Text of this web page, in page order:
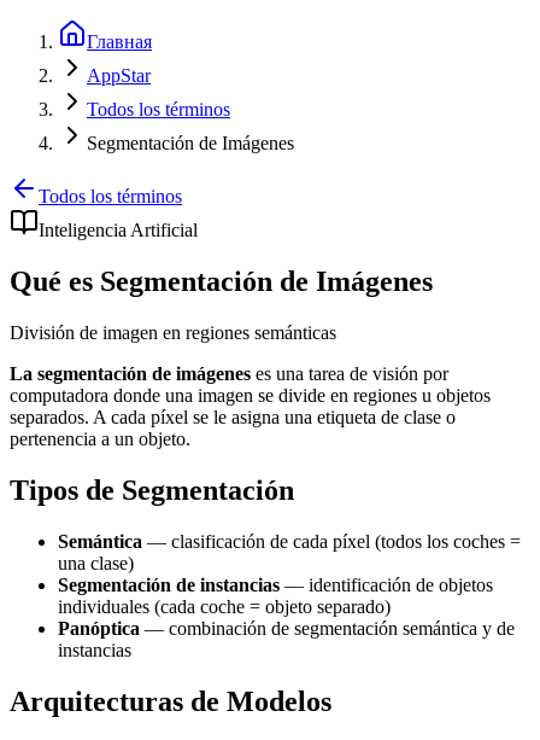
Главная
AppStar
Todos los términos
Segmentación de Imágenes
Todos los términos
Inteligencia Artificial
Qué es Segmentación de Imágenes
División de imagen en regiones semánticas
La segmentación de imágenes es una tarea de visión por
computadora donde una imagen se divide en regiones u objetos
separados. A cada píxel se le asigna una etiqueta de clase o
pertenencia a un objeto.
Tipos de Segmentación
Semántica — clasificación de cada píxel (todos los coches =
una clase)
Segmentación de instancias — identificación de objetos
individuales (cada coche = objeto separado)
Panóptica — combinación de segmentación semántica y de
instancias
Arquitecturas de Modelos